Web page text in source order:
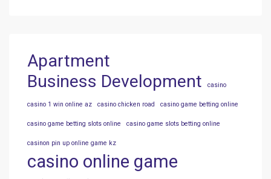
Apartment
Business Development
casino
casino 1 win online az casino chicken road casino game betting online
casino game betting slots online casino game slots betting online
casinon pin up online game kz
casino online game